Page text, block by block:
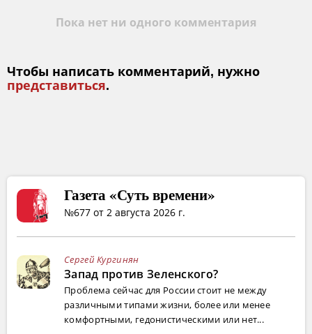
Пока нет ни одного комментария
Чтобы написать комментарий, нужно
представиться.
Газета «Суть времени»
№677 от 2 августа 2026 г.
Сергей Кургинян
Запад против Зеленского?
Проблема сейчас для России стоит не между
различными типами жизни, более или менее
комфортными, гедонистическими или нет...